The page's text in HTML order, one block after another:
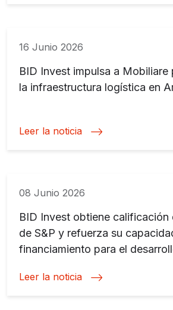
16 Junio 2026
BID Invest impulsa a Mobiliare
la infraestructura logística en
Leer la noticia
08 Junio 2026
BID Invest obtiene calificación
de S&P y refuerza su
financiamiento para el
Leer la noticia